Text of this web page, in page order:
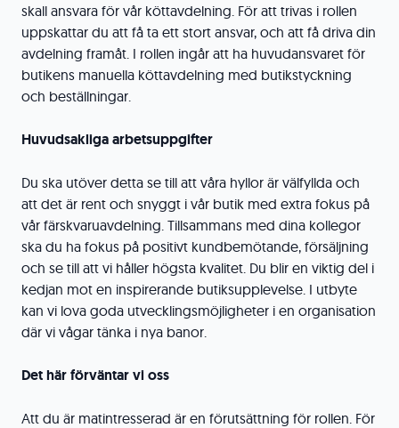
skall ansvara för vår köttavdelning. För att trivas i rollen
uppskattar du att få ta ett stort ansvar, och att få driva din
avdelning framåt. I rollen ingår att ha huvudansvaret för
butikens manuella köttavdelning med butikstyckning
och beställningar.
Huvudsakliga arbetsuppgifter
Du ska utöver detta se till att våra hyllor är välfyllda och
att det är rent och snyggt i vår butik med extra fokus på
vår färskvaruavdelning. Tillsammans med dina kollegor
ska du ha fokus på positivt kundbemötande, försäljning
och se till att vi håller högsta kvalitet. Du blir en viktig del i
kedjan mot en inspirerande butiksupplevelse. I utbyte
kan vi lova goda utvecklingsmöjligheter i en organisation
där vi vågar tänka i nya banor.
Det här förväntar vi oss
Att du är matintresserad är en förutsättning för rollen. För